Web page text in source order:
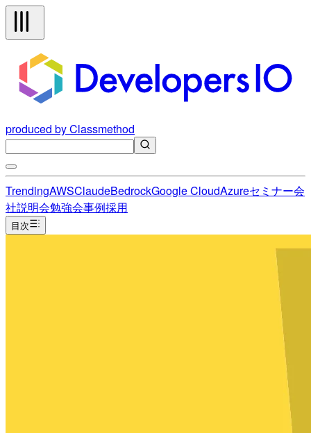
produced by Classmethod
TrendingAWSClaudeBedrockGoogle CloudAzureセミナー会
社説明会勉強会事例採用
目次